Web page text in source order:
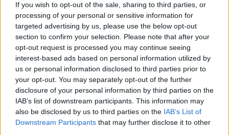
If you wish to opt-out of the sale, sharing to third parties, or
processing of your personal or sensitive information for
targeted advertising by us, please use the below opt-out
section to confirm your selection. Please note that after your
opt-out request is processed you may continue seeing
interest-based ads based on personal information utilized by
us or personal information disclosed to third parties prior to
your opt-out. You may separately opt-out of the further
disclosure of your personal information by third parties on the
IAB’s list of downstream participants. This information may
also be disclosed by us to third parties on the IAB’s List of
Downstream Participants that may further disclose it to other
continuare a mantenere rapporti con le
famiglie dell'uno e dell'altro genitore a
prescindere dalla loro specifica situazione.